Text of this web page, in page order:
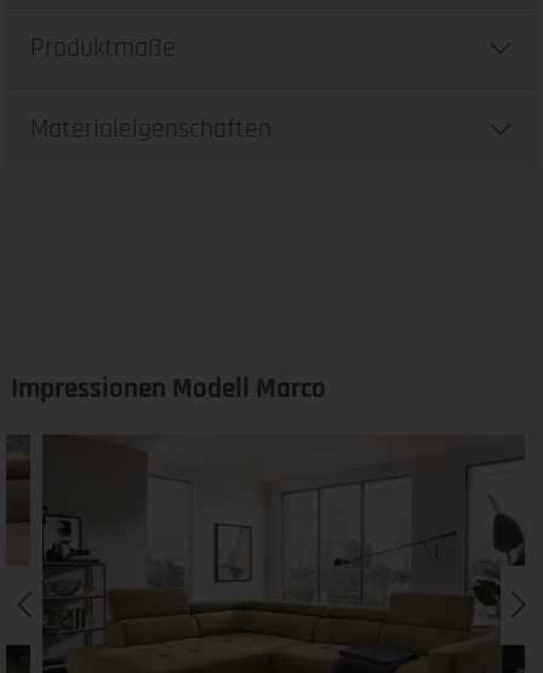
Produktmaße
Materialeigenschaften
Impressionen Modell Marco